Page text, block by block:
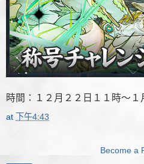
時間：１２月２２日１１時～
at 下午4:43
Become a